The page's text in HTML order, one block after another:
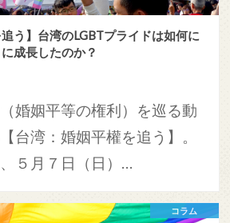
追う】台湾のLGBTプライドは如何に
成長したのか？
婚姻平等の権利）を巡る動
台湾：婚姻平權を追う】。
５月７日（日）…
コラム